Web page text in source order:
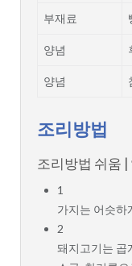
부재료
양념
양념
조리방법
조리방법 쉬움 |
1
가지는 어슷하
2
돼지고기는 곱